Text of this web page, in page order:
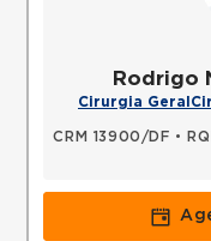
Rodrigo
Cirurgia Geral
CRM 13900/DF •